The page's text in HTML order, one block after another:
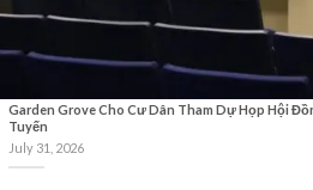
Garden Grove Cho Cư Dân Tham Dự Họp Hội
Tuyến
July 31, 2026